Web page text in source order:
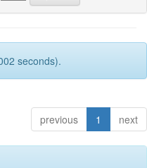
seconds).
previous 1 next